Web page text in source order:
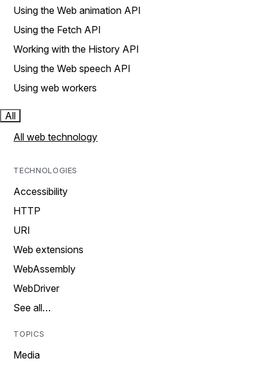
Using the Web animation API
Using the Fetch API
Working with the History API
Using the Web speech API
Using web workers
All
All web technology
TECHNOLOGIES
Accessibility
HTTP
URI
Web extensions
WebAssembly
WebDriver
See all…
TOPICS
Media